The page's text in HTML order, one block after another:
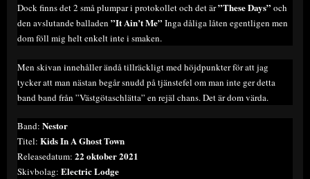
Dock finns det 2 små plumpar i protokollet och det är”These Days” och
den avslutande balladen ”ItAin’t Me” Inga dåliga låten egentligen men
dom föll mig helt enkelt inte i smaken.
Men skivan innehåller ändå tillräckligt med höjdpunkter för att jag
tycker att man nästan begår snudd på tjänstefel om man inte ger detta
band band från ”Västgötaschlätta” en rejäl chans. Det är dom värda.
Band: Nestor
Titel: Kids In A Ghost Town
Releasedatum: 22 oktober 2021
Skivbolag: Electric Lodge